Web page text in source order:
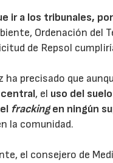
ir a los tribunales,
Ordenación del
de Repsol
ha precisado que
central, el uso del
frackingen ningún
la comunidad.
el consejero de